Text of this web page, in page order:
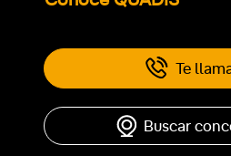
Te
Buscar